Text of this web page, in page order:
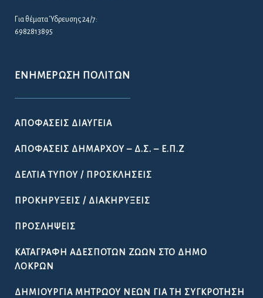
Για θέματα Ύδρευσης 24/7:
6982813895
ΕΝΗΜΈΡΩΣΗ ΠΟΛΙΤΏΝ
ΑΠΟΦΆΣΕΙΣ ΔΙΑΎΓΕΙΑ
ΑΠΟΦΆΣΕΙΣ ΔΗΜΆΡΧΟΥ – Δ.Σ. – Ε.Π.Ζ
ΔΕΛΤΊΑ ΤΎΠΟΥ / ΠΡΟΣΚΛΉΣΕΙΣ
ΠΡΟΚΗΡΎΞΕΙΣ / ΔΙΑΚΗΡΎΞΕΙΣ
ΠΡΟΣΛΉΨΕΙΣ
ΚΑΤΑΓΡΑΦΉ ΑΔΈΣΠΟΤΩΝ ΖΏΩΝ ΣΤΟ ΔΉΜΟ
ΛΟΚΡΏΝ
ΔΗΜΙΟΥΡΓΊΑ ΜΗΤΡΏΟΥ ΝΈΩΝ ΓΙΑ ΤΗ ΣΥΓΚΡΌΤΗΣΗ